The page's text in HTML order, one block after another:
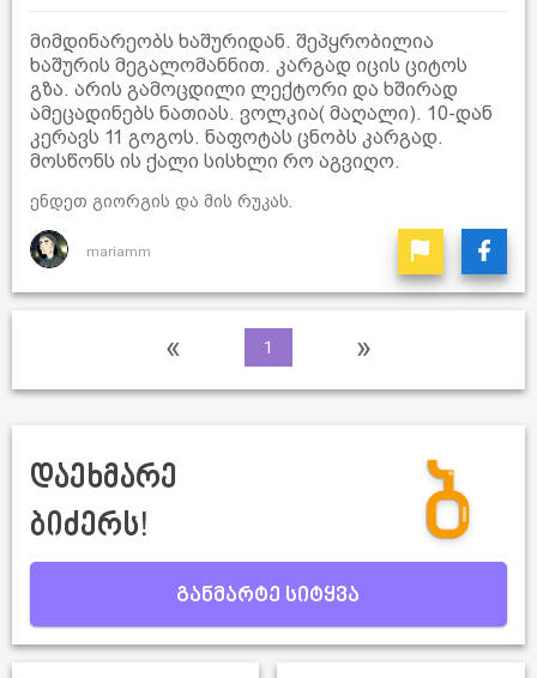
მიმდინარეობს ხაშურიდან. შეპყრობილია
ხაშურის მეგალომანნით. კარგად იცის ციტოს
გზა. არის გამოცდილი ლექტორი და ხშირად
ამეცადინებს ნათიას. ვოლკია( მაღალი). 10-დან
კერავს 11 გოგოს. ნაფოტას ცნობს კარგად.
მოსწონს ის ქალი სისხლი რო აგვიღო.
ენდეთ გიორგის და მის რუკას.
mariamm
« 1 »
დაეხმარე
ბიძერს!
განმარტე სიტყვა